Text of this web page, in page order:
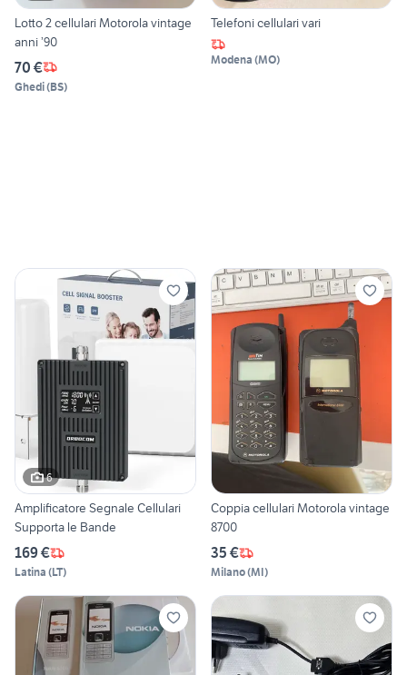
Lotto 2 cellulari Motorola vintage
anni ’90
70 €
Ghedi(BS)
Telefoni cellulari vari
Modena (MO)
6
Amplificatore Segnale Cellulari
Supporta le Bande
169 €
Latina (LT)
Coppia cellulari Motorola vintage
8700
35 €
Milano(MI)